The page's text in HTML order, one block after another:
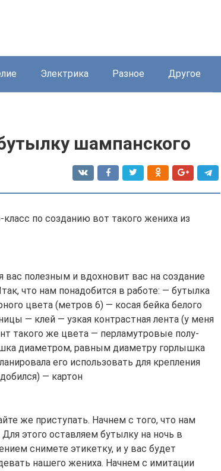
Электрика Разное Другое
шампанского
по созданию вот такого жениха из
вас полезным и вдохновит вас на создание
что нам понадобится в работе: — бутылка
цвета (метров 6) — косая бейка белого
— клей — узкая контрастная лента (у меня
такого же цвета — перламутровые полу-
диаметром, равным диаметру горлышка
его использовать для крепления
— картон
же приступать. Начнем с того, что нам
этого оставляем бутылку на ночь в
снимете этикетку, и у вас будет
нашего жениха. Начнем с имитации